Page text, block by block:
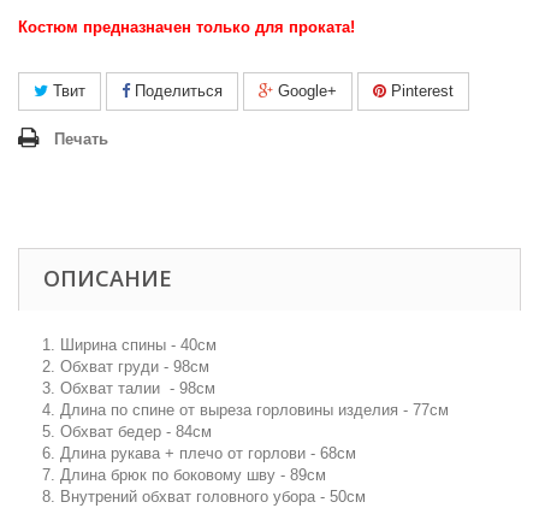
Костюм предназначен только для проката!
Твит Поделиться Google+ Pinterest
Печать
ОПИСАНИЕ
1. Ширина спины - 40см
2. Обхват груди - 98см
3. Обхват талии - 98см
4. Длина по спине от выреза горловины изделия - 77см
5. Обхват бедер - 84см
6. Длина рукава + плечо от горлови - 68см
7. Длина брюк по боковому шву - 89см
8. Внутрений обхват головного убора - 50см